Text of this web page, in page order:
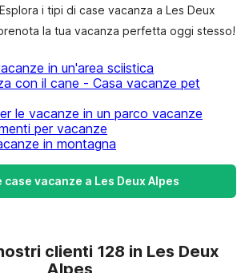
i tipi di case vacanza a Les Deux
la tua vacanza perfetta oggi stesso!
in un'area sciistica
con il cane - Casa vacanze pet
le vacanze in un parco vacanze
per vacanze
in montagna
case vacanze a Les Deux Alpes
clienti 128 in Les Deux
Alpes